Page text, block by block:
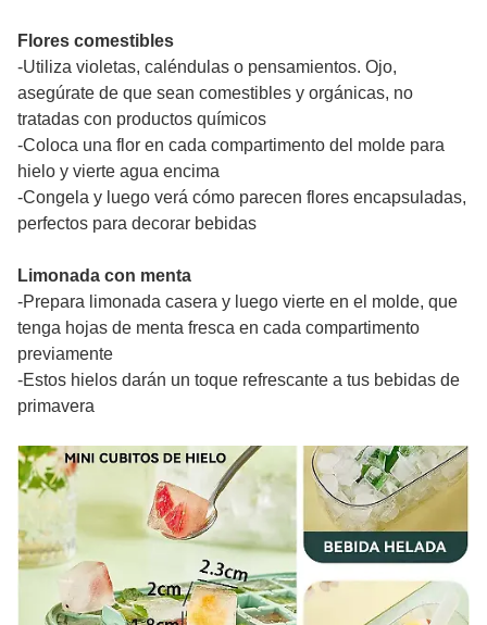
Flores comestibles
-Utiliza violetas, caléndulas o pensamientos. Ojo,
asegúrate de que sean comestibles y orgánicas, no
tratadas con productos químicos
-Coloca una flor en cada compartimento del molde para
hielo y vierte agua encima
-Congela y luego verá cómo parecen flores encapsuladas,
perfectos para decorar bebidas
Limonada con menta
-Prepara limonada casera y luego vierte en el molde, que
tenga hojas de menta fresca en cada compartimento
previamente
-Estos hielos darán un toque refrescante a tus bebidas de
primavera